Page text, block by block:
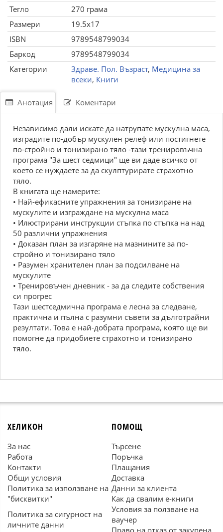
Тегло
270 грама
Размери
19.5x17
ISBN
9789548799034
Баркод
9789548799034
Категории
Здраве. Пол. Възраст, Медицина за
всеки, Книги
Анотация Коментари
Независимо дали искате да натрупате мускулна маса,
изградите по-добър мускулен релеф или постигнете
по-стройно и тонизирано тяло -тази тренировъчна
програма "За шест седмици" ще ви даде всичко от
което се нуждаете за да скулптурирате страхотно
тяло.
В книгата ще намерите:
• Най-ефикасните упражнения за тонизиране на
мускулите и изграждане на мускулна маса
• Илюстрирани инструкции стъпка по стъпка на над
50 различни упражнения
• Доказан план за изгаряне на мазнините за по-
стройно и тонизирано тяло
• Разумен хранителен план за подсилване на
мускулите
• Тренировъчен дневник - за да следите собствения
си прогрес
Тази шестседмична програма е лесна за следване,
практична и пълна с разумни съвети за дълготрайни
резултати. Това е най-добрата програма, която ще ви
помогне да придобиете страхотно и тонизирано
тяло.
ХЕЛИКОН
За нас
Работа
Контакти
Общи условия
Политика за използване на
"бисквитки"
Политика за сигурност на
личните данни
ПОМОЩ
Търсене
Поръчка
Плащания
Доставка
Данни за клиента
Как да свалим е-книги
Условия за ползване на
ваучер
Право на отказ от закупена